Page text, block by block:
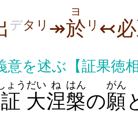
デタリ ↠於
ヨ
リ ↢
意を述ぶ【証果徳
証
ょう
大
だい
涅
ね
槃
はん
の願
がん